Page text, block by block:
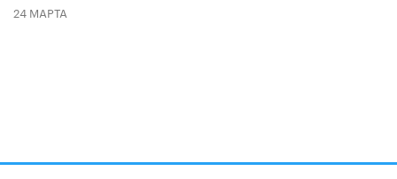
24 МАРТА